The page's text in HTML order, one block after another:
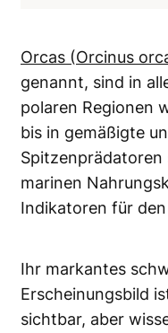
Orcas (Orcinus
genannt, sind in
polaren Regionen
bis in gemäßigte
Spitzenprädatoren
marinen
Indikatoren für
Ihr markantes
Erscheinungsbild
sichtbar, aber